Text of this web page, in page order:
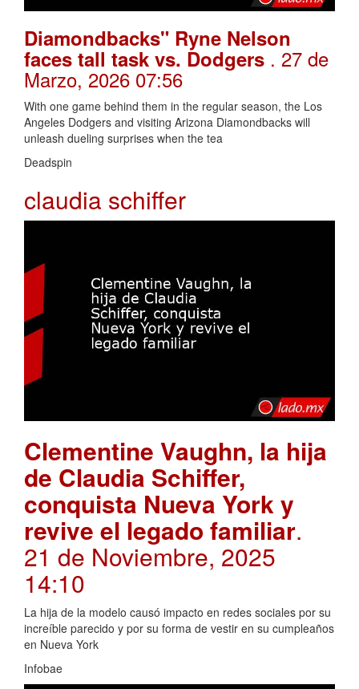
Diamondbacks" Ryne Nelson
faces tall task vs. Dodgers . 27 de
Marzo, 2026 07:56
With one game behind them in the regular season, the Los
Angeles Dodgers and visiting Arizona Diamondbacks will
unleash dueling surprises when the tea
Deadspin
claudia schiffer
Clementine Vaughn, la hija
de Claudia Schiffer,
conquista Nueva York y
revive el legado familiar.
21 de Noviembre, 2025
14:10
La hija de la modelo causó impacto en redes sociales por su
increíble parecido y por su forma de vestir en su cumpleaños
en Nueva York
Infobae